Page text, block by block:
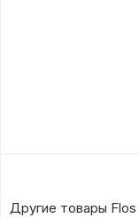
Другие товары Flos